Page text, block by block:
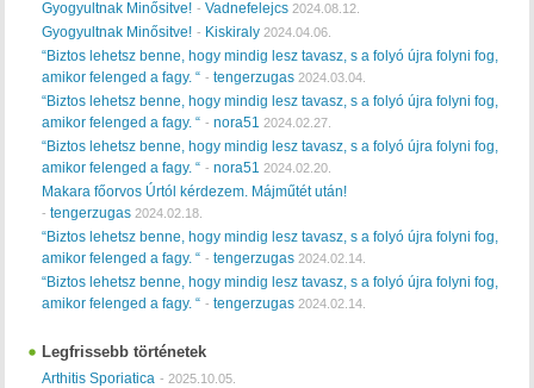
Gyogyultnak Minősitve! -Vadnefelejcs 2024.08.12.
Gyogyultnak Minősitve! - Kiskiraly 2024.04.06.
“Biztos lehetsz benne, hogy mindig lesz tavasz, s a folyó újra folyni fog,
amikor felenged a fagy. “ -tengerzugas 2024.03.04.
“Biztos lehetsz benne, hogy mindig lesz tavasz, s a folyó újra folyni fog,
amikor felenged a fagy. “ -nora51 2024.02.27.
“Biztos lehetsz benne, hogy mindig lesz tavasz, s a folyó újra folyni fog,
amikor felenged a fagy. “ -nora51 2024.02.20.
Makara főorvos Úrtól kérdezem. Májműtét után!
-tengerzugas 2024.02.18.
“Biztos lehetsz benne, hogy mindig lesz tavasz, s a folyó újra folyni fog,
amikor felenged a fagy. “ -tengerzugas 2024.02.14.
“Biztos lehetsz benne, hogy mindig lesz tavasz, s a folyó újra folyni fog,
amikor felenged a fagy. “ -tengerzugas 2024.02.14.
Legfrissebb történetek
Arthitis Sporiatica - 2025.10.05.